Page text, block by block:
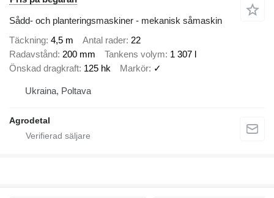
Sådd- och planteringsmaskiner - mekanisk såmaskin
Täckning 4,5 m Antal rader 22
Radavstånd 200 mm Tankens volym 1 307 l
Önskad dragkraft 125 hk Markör ✓
Ukraina, Poltava
Agrodetal